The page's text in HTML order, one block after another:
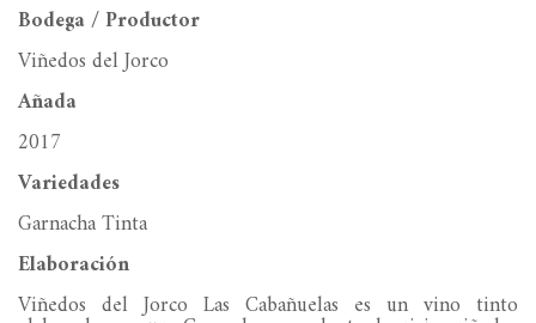
Bodega / Productor
Viñedos del Jorco
Añada
2017
Variedades
Garnacha Tinta
Elaboración
Viñedos del Jorco Las Cabañuelas es un vino tinto